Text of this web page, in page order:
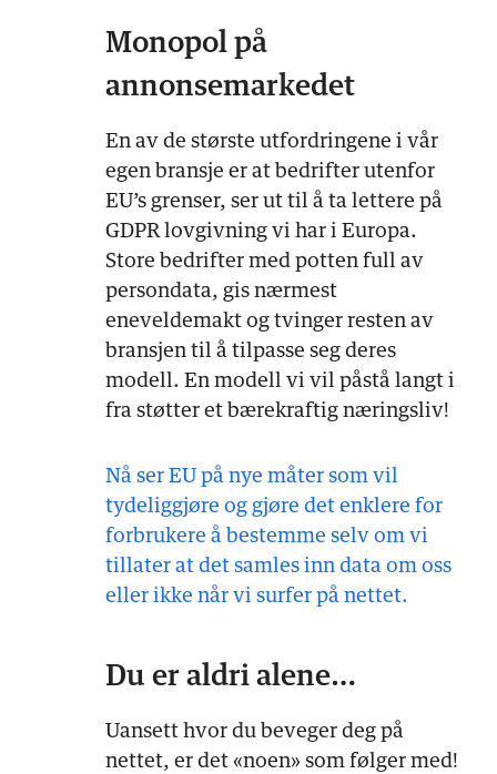
Monopol på
annonsemarkedet
En av de største utfordringene i vår
egen bransje er at bedrifter utenfor
EU’s grenser, ser ut til å ta lettere på
GDPR lovgivning vi har i Europa.
Store bedrifter med potten full av
persondata, gis nærmest
eneveldemakt og tvinger resten av
bransjen til å tilpasse seg deres
modell. En modell vi vil påstå langt i
fra støtter et bærekraftig næringsliv!
Nå ser EU på nye måter som vil
tydeliggjøre og gjøre det enklere for
forbrukere å bestemme selv om vi
tillater at det samles inn data om oss
eller ikke når vi surfer på nettet.
Du er aldri alene…
Uansett hvor du beveger deg på
nettet, er det «noen» som følger med!